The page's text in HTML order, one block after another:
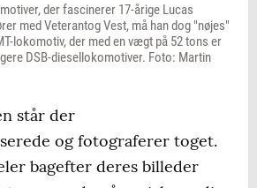
der fascinerer 17-årige Lucas
med Veterantog Vest, må han dog "nøjes"
lokomotiv, der med en vægt på 52 tons er
DSB-diesellokomotiver. Foto: Martin
står der
og fotograferer toget.
bagefter deres billeder